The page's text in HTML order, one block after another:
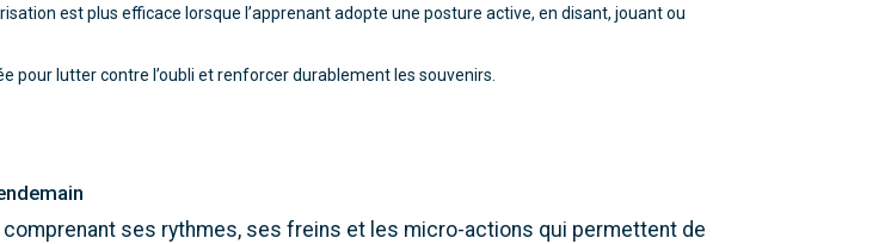
est plus efficace lorsque l’apprenant adopte une posture active, en disant, jouant ou
pour lutter contre l’oubli et renforcer durablement les souvenirs.
comprenant ses rythmes, ses freins et les micro-actions qui permettent de